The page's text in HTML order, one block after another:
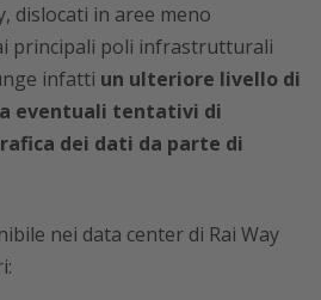
dislocati in aree meno
principali poli infrastrutturali
infatti un ulteriore livello di
eventuali tentativi di
dei dati da parte di
nei data center di Rai Way